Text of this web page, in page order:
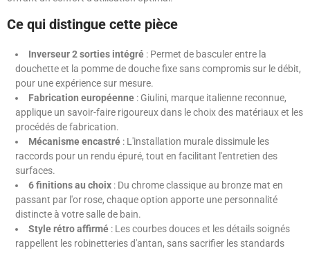
Ce qui distingue cette pièce
Inverseur 2 sorties intégré : Permet de basculer entre la
douchette et la pomme de douche fixe sans compromis sur le débit,
pour une expérience sur mesure.
Fabrication européenne : Giulini, marque italienne reconnue,
applique un savoir-faire rigoureux dans le choix des matériaux et les
procédés de fabrication.
Mécanisme encastré : L'installation murale dissimule les
raccords pour un rendu épuré, tout en facilitant l'entretien des
surfaces.
6 finitions au choix : Du chrome classique au bronze mat en
passant par l'or rose, chaque option apporte une personnalité
distincte à votre salle de bain.
Style rétro affirmé : Les courbes douces et les détails soignés
rappellent les robinetteries d'antan, sans sacrifier les standards